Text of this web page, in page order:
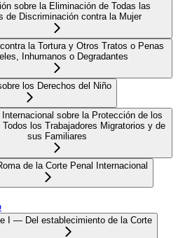
sobre la Eliminación de Todas las
de Discriminación contra la Mujer
la Tortura y Otros Tratos o Penas
Inhumanos o Degradantes
los Derechos del Niño
sobre la Protección de los
Todos los Trabajadores Migratorios y de
sus Familiares
de la Corte Penal Internacional
I — Del establecimiento de la Corte